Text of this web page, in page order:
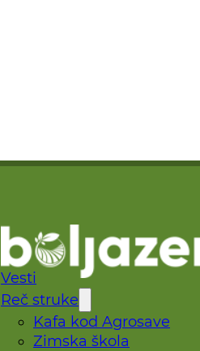
Vesti
Reč struke
Kafa kod Agrosave
Zimska škola